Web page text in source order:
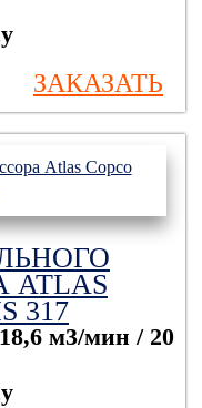
ЗАКАЗАТЬ
317
18,6 м3/мин / 20